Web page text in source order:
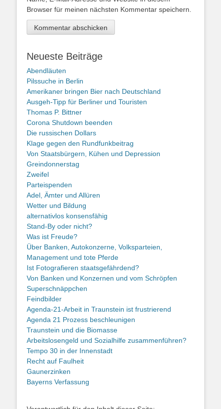
Browser für meinen nächsten Kommentar speichern.
Neueste Beiträge
Abendläuten
Pilssuche in Berlin
Amerikaner bringen Bier nach Deutschland
Ausgeh-Tipp für Berliner und Touristen
Thomas P. Bittner
Corona Shutdown beenden
Die russischen Dollars
Klage gegen den Rundfunkbeitrag
Von Staatsbürgern, Kühen und Depression
Greindonnerstag
Zweifel
Parteispenden
Adel, Ämter und Allüren
Wetter und Bildung
alternativlos konsensfähig
Stand-By oder nicht?
Was ist Freude?
Über Banken, Autokonzerne, Volksparteien,
Management und tote Pferde
Ist Fotografieren staatsgefährdend?
Von Banken und Konzernen und vom Schröpfen
Superschnäppchen
Feindbilder
Agenda-21-Arbeit in Traunstein ist frustrierend
Agenda 21 Prozess beschleunigen
Traunstein und die Biomasse
Arbeitslosengeld und Sozialhilfe zusammenführen?
Tempo 30 in der Innenstadt
Recht auf Faulheit
Gaunerzinken
Bayerns Verfassung